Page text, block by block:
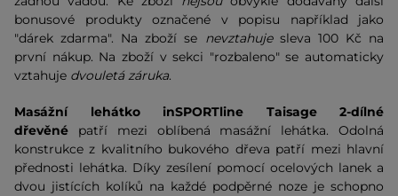
bonusové produkty označené v popisu například jako
"dárek zdarma". Na zboží se nevztahuje sleva 100 Kč na
první nákup. Na zboží v sekci "rozbaleno" se automaticky
vztahuje dvouletá záruka.
Masážní lehátko inSPORTline Taisage 2-dílné
dřevěné patří mezi oblíbená masážní lehátka. Odolná
konstrukce z kvalitního bukového dřeva patří mezi hlavní
přednosti lehátka. Díky zesílení pomocí ocelových lanek a
dvou jistících kolíků na každé podpěrné noze je schopno